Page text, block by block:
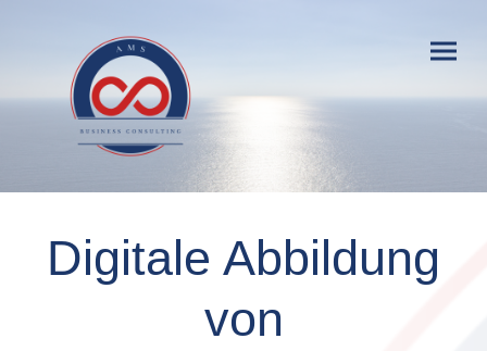
Digitale Abbildung
von